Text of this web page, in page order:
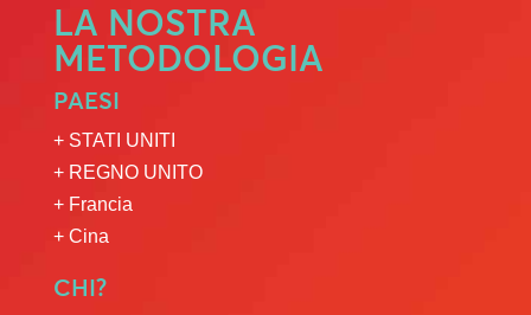
LA NOSTRA
METODOLOGIA
PAESI
+ STATI UNITI
+ REGNO UNITO
+ Francia
+ Cina
CHI?